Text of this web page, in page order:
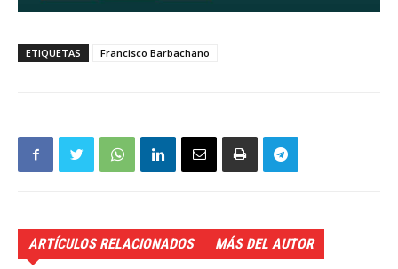
ETIQUETAS Francisco Barbachano
ARTÍCULOS RELACIONADOS MÁS DEL AUTOR